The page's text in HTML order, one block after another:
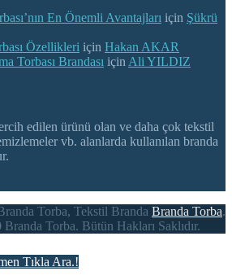
En Önemli Avantajları için Şükrü
Özellikleri için Hakan AKAR
Torbası Brandası için Ali YILDIZ
edilen ürünü olan ve daha çok tekstil
vb. alanlarda kullanılan branda
Torba, Tekstil Branda Branda Torba.
Torba. Bütün Hakları Saklıdır.
Tıkla Ara.!